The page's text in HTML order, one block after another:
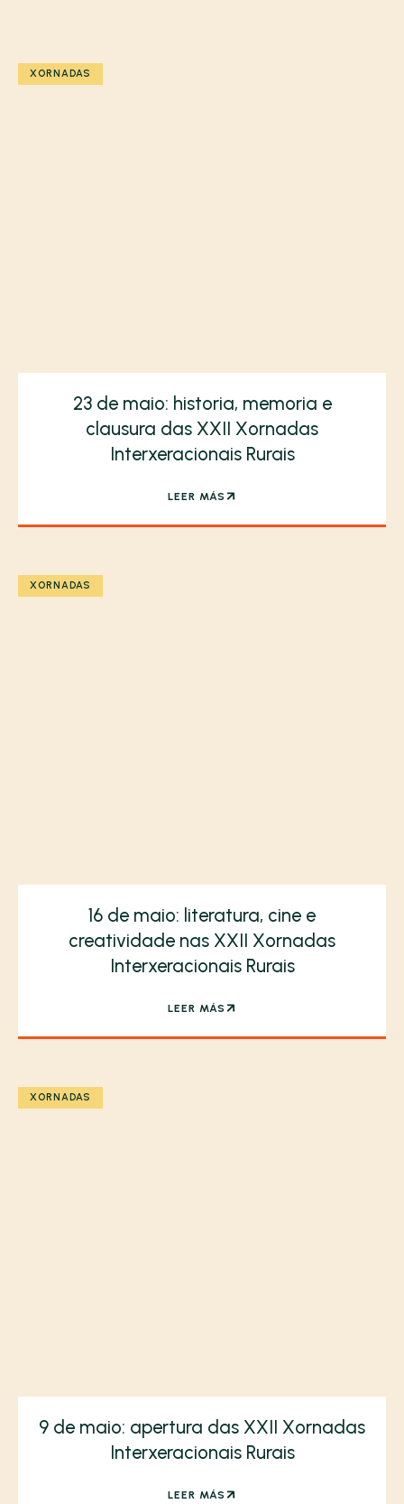
XORNADAS
23 de maio: historia, memoria e
clausura das XXII Xornadas
Interxeracionais Rurais
LEER MÁS
XORNADAS
16 de maio: literatura, cine e
creatividade nas XXII Xornadas
Interxeracionais Rurais
LEER MÁS
XORNADAS
9 de maio: apertura das XXII Xornadas
Interxeracionais Rurais
LEER MÁS